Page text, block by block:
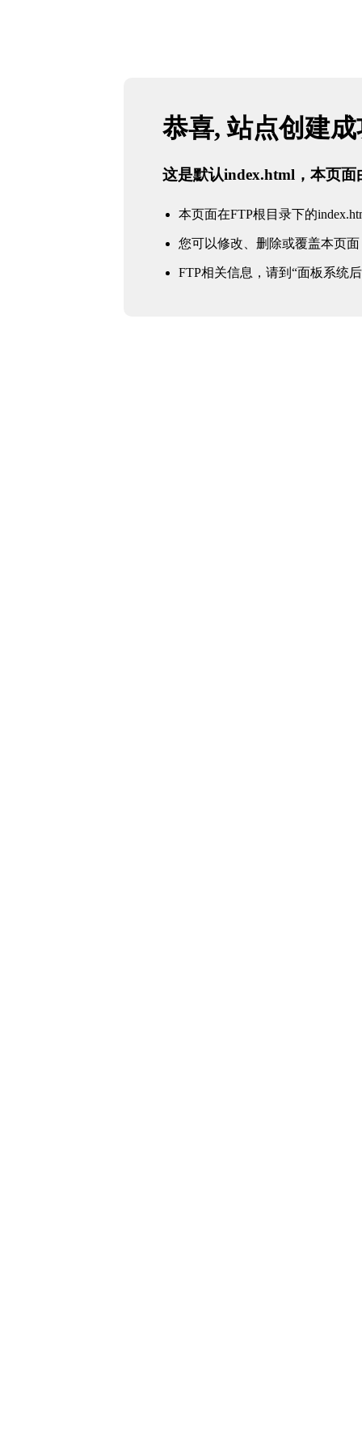
恭喜, 站点创建
这是默认index.html，本页面
本页面在FTP根目录下的
您可以修改、删除或覆盖本页面
FTP相关信息，请到“面板系统